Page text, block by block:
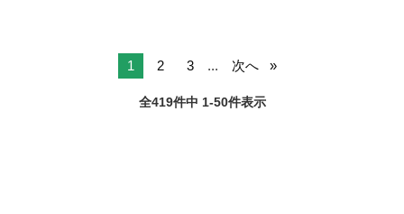
1 2 3 ... 次へ
全419件中 1-50件表示